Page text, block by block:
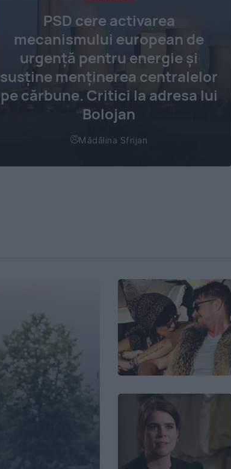
PSD cere activarea
mecanismului european de
urgență pentru energie și
susține menținerea centralelor
pe cărbune. Critici la adresa lui
Bolojan
Mădălina Sfrijan